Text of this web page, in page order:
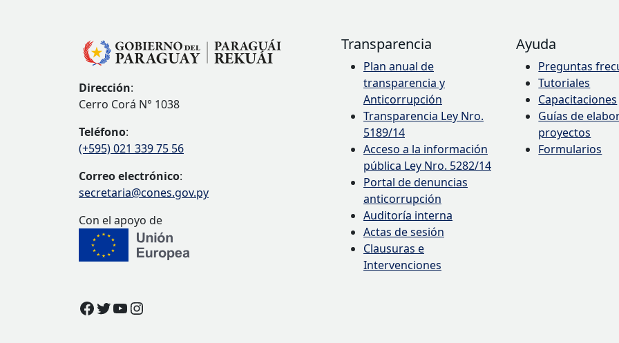
Dirección:
Cerro Corá N° 1038
Teléfono:
(+595) 021 339 75 56
Correo electrónico:
secretaria@cones.gov.py
Con el apoyo de
Facebook
Twitter
YouTube
Instagram
Transparencia
Plan anual de
transparencia y
Anticorrupción
Transparencia Ley Nro.
5189/14
Acceso a la información
pública Ley Nro. 5282/14
Portal de denuncias
anticorrupción
Auditoría interna
Actas de sesión
Clausuras e
Intervenciones
Ayuda
Preguntas
Tutoriales
Capacitaciones
Guías de
proyectos
Formularios